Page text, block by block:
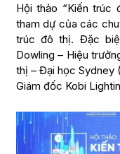
Hội thảo “Kiến trúc
tham dự của các
trúc đô thị. Đặc
Dowling – Hiệu
thị – Đại học Sydney
Giám đốc Kobi